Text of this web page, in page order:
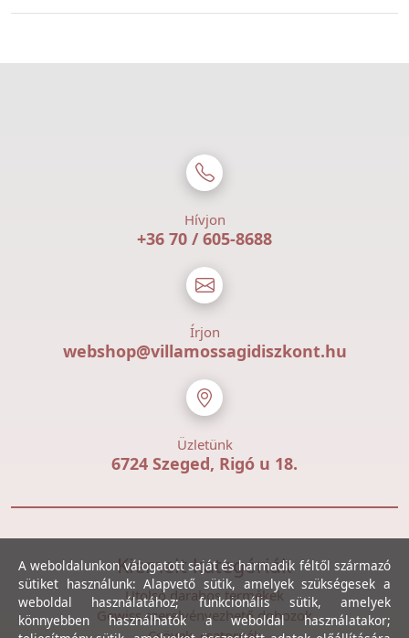
Hívjon
+36 70 / 605-8688
Írjon
webshop@villamossagidiszkont.hu
Üzletünk
6724 Szeged, Rigó u 18.
Kiemelt kategóriák
Utolsó darabos termékek
Gewiss szerelvényezhető dobozok
A weboldalunkon válogatott saját és harmadik féltől származó
sütiket használunk: Alapvető sütik, amelyek szükségesek a
weboldal használatához; funkcionális sütik, amelyek
könnyebben használhatók a weboldal használatakor;